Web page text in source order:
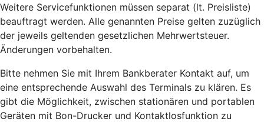
Weitere Servicefunktionen müssen separat (lt. Preisliste)
beauftragt werden. Alle genannten Preise gelten zuzüglich
der jeweils geltenden gesetzlichen Mehrwertsteuer.
Änderungen vorbehalten.
Bitte nehmen Sie mit Ihrem Bankberater Kontakt auf, um
eine entsprechende Auswahl des Terminals zu klären. Es
gibt die Möglichkeit, zwischen stationären und portablen
Geräten mit Bon-Drucker und Kontaktlosfunktion zu